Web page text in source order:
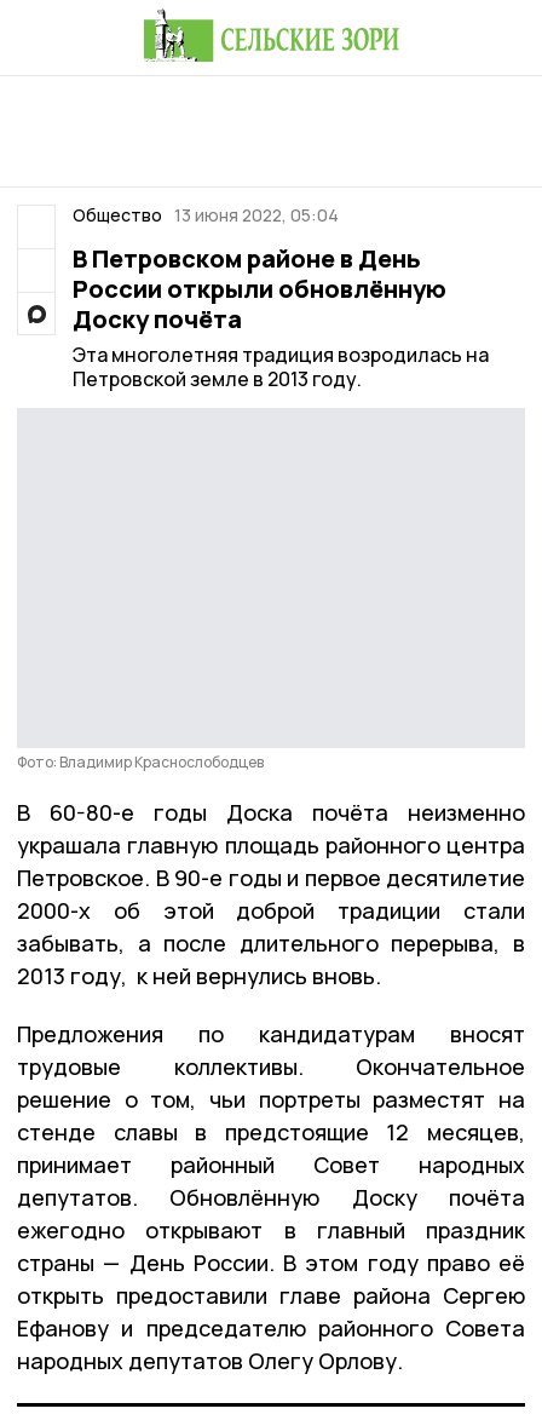
Общество 13 июня 2022, 05:04
В Петровском районе в День
России открыли обновлённую
Доску почёта
Эта многолетняя традиция возродилась на
Петровской земле в 2013 году.
Фото: Владимир Краснослободцев
В 60-80-е годы Доска почёта неизменно
украшала главную площадь районного центра
Петровское. В 90-е годы и первое десятилетие
2000-х об этой доброй традиции стали
забывать, а после длительного перерыва, в
2013 году, к ней вернулись вновь.
Предложения по кандидатурам вносят
трудовые коллективы. Окончательное
решение о том, чьи портреты разместят на
стенде славы в предстоящие 12 месяцев,
принимает районный Совет народных
депутатов. Обновлённую Доску почёта
ежегодно открывают в главный праздник
страны — День России. В этом году право её
открыть предоставили главе района Сергею
Ефанову и председателю районного Совета
народных депутатов Олегу Орлову.